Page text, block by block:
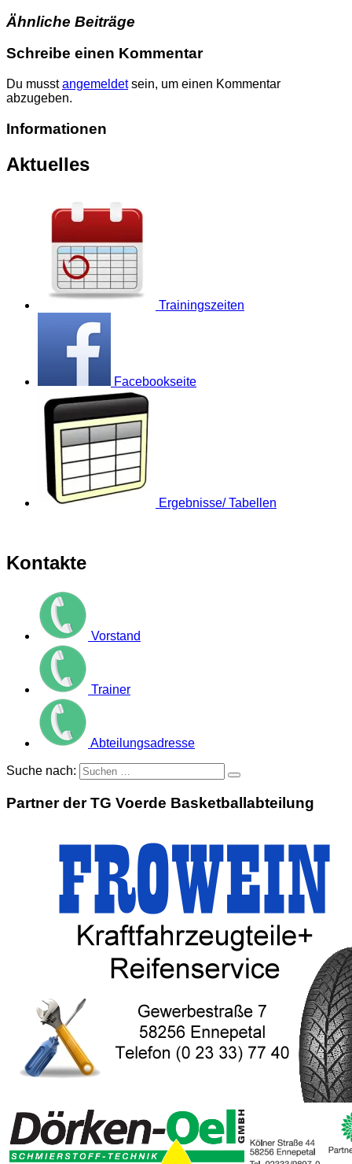
Ähnliche Beiträge
Schreibe einen Kommentar
Du musstangemeldetsein, um einen Kommentar
abzugeben.
Informationen
Aktuelles
Trainingszeiten
Facebookseite
Ergebnisse/ Tabellen
Kontakte
Vorstand
Trainer
Abteilungsadresse
Suche nach:
Partner der TG Voerde Basketballabteilung